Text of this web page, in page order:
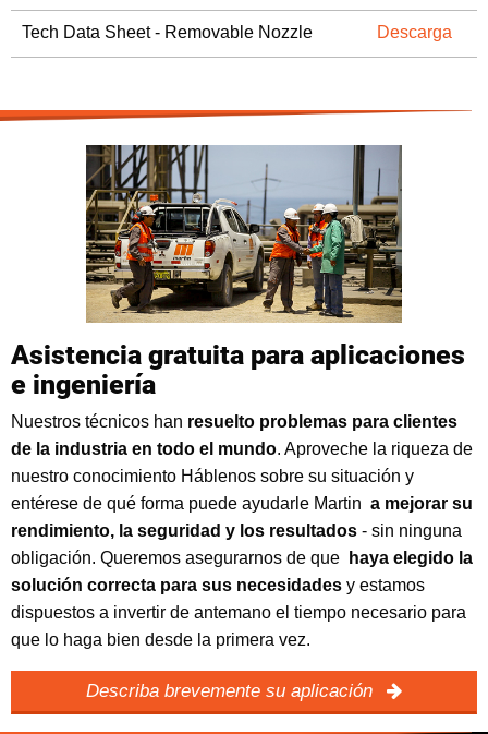
Tech Data Sheet - Removable Nozzle Descarga
Asistencia gratuita para aplicaciones
e ingeniería
Nuestros técnicos han resuelto problemas para clientes
de la industria en todo el mundo. Aproveche la riqueza de
nuestro conocimiento Háblenos sobre su situación y
entérese de qué forma puede ayudarle Martin a mejorar su
rendimiento, la seguridad y los resultados - sin ninguna
obligación. Queremos asegurarnos de que
haya elegido la
solución correcta para sus necesidades y estamos
dispuestos a invertir de antemano el tiempo necesario para
que lo haga bien desde la primera vez.
Describa brevemente su aplicación